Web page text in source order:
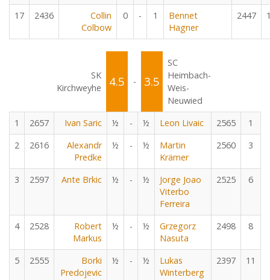
17 2436
Collin
Colbow
0 - 1
Bennet
Hagner
2447
SK
Kirchweyhe
4.5 - 3.5
SC
Heimbach-
Weis-
Neuwied
1
2657 Ivan Saric ½ - ½ Leon Livaic 2565
1
2
2616
Alexandr
Predke
½ - ½
Martin
Krämer
2560 3
3 2597 Ante Brkic ½ - ½
Jorge Joao
Viterbo
Ferreira
2525 6
4 2528
Robert
Markus
½ - ½
Grzegorz
Nasuta
2498 8
5 2555
Borki
Predojevic
½ - ½
Lukas
Winterberg
2397 11